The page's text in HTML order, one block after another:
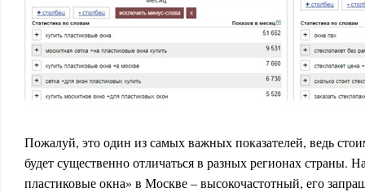
Пожалуй, это один из самых важных показателей, ведь
будет существенно отличаться в разных регионах страны.
пластиковые окна» в Москве – высокочастотный, его